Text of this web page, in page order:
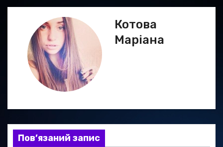
г
з
а
Котова
Маріана
Пов’язаний запис